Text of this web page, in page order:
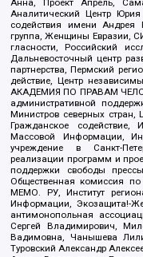
Анна, Проект Апрель,
Аналитический Центр
содействия имени Андрея
группа, Женщины Евразии,
гласности, Российский
Дальневосточный центр
партнерства, Пермский
действие, Центр
АКАДЕМИЯ ПО ПРАВАМ
административной
Министров северных стран,
Гражданское
Массовой Информации,
учреждение в Санкт-
реализации программ и
поддержки свободы
Общественная комиссия
МЕМО. РУ, Институт
Информации, Экозащита!-
антимонопольная
Сергей Владимирович,
Вадимовна, Чанышева
Туровский Александр